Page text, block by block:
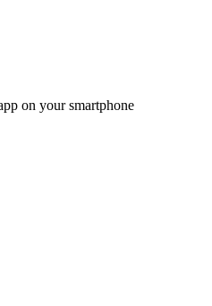
on your smartphone